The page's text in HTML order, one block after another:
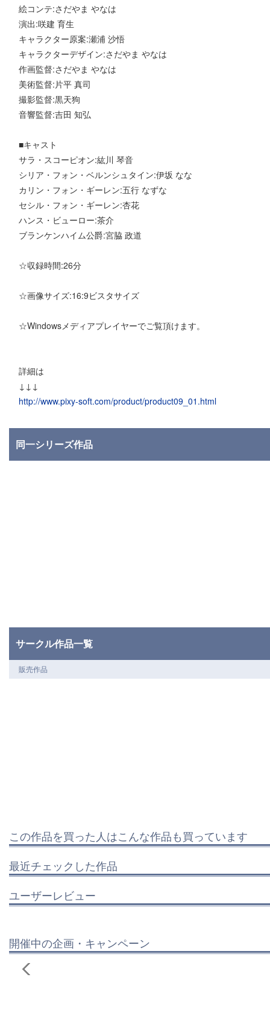
絵コンテ:さだやま やなは
演出:咲建 育生
キャラクター原案:瀬浦 沙悟
キャラクターデザイン:さだやま やなは
作画監督:さだやま やなは
美術監督:片平 真司
撮影監督:黒天狗
音響監督:吉田 知弘
■キャスト
サラ・スコーピオン:紘川 琴音
シリア・フォン・ベルンシュタイン:伊坂 なな
カリン・フォン・ギーレン:五行 なずな
セシル・フォン・ギーレン:杏花
ハンス・ビューロー:茶介
ブランケンハイム公爵:宮脇 政道
☆収録時間:26分
☆画像サイズ:16:9ビスタサイズ
☆Windowsメディアプレイヤーでご覧頂けます。
詳細は
↓↓↓
http://www.pixy-soft.com/product/product09_01.html
同一シリーズ作品
サークル作品一覧
販売作品
この作品を買った人はこんな作品も買っています
最近チェックした作品
ユーザーレビュー
開催中の企画・キャンペーン